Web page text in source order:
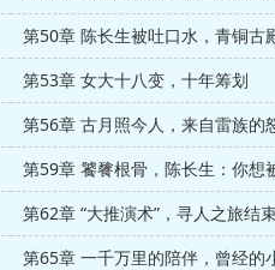
第50章 陈长生被吐口水，青铜古
第53章 女大十八变，十年筹划
第56章 古月照今人，来自雷族的
第62章 “大推演术”，寻人之旅结
第65章 一千万里的陪伴，曾经的